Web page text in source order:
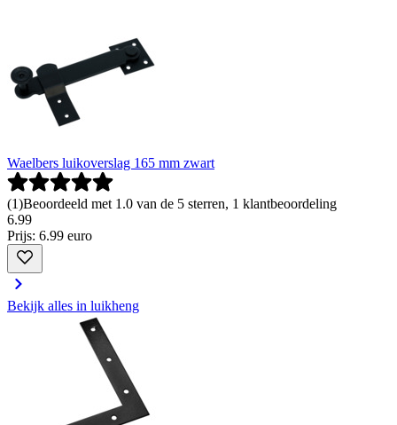
Waelbers luikoverslag 165 mm zwart
(1)Beoordeeld met 1.0 van de 5 sterren, 1 klantbeoordeling
6.99
Prijs: 6.99 euro
Bekijk alles in luikheng